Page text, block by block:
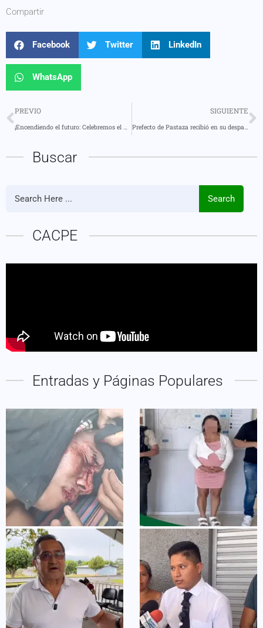
Compartir
Facebook Twitter LinkedIn
WhatsApp
PREVIO SIGUIENTE
Buscar
Search
CACPE
Entradas y Páginas Populares